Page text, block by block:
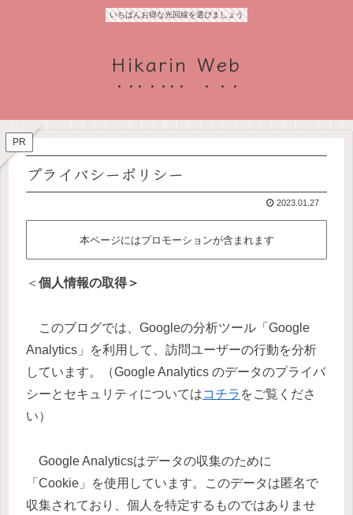
いちばんお得な光回線を選びましょう
Hikarin Web
PR
プライバシーポリシー
2023.01.27
本ページにはプロモーションが含まれます
＜ 個人情報の取得＞
このブログでは、Googleの分析ツール「Google
Analytics」を利用して、訪問ユーザーの行動を分析
しています。（Google Analytics のデータのプライバ
シーとセキュリティについてはコチラ をご覧くださ
い）
Google Analyticsはデータの収集のために
「Cookie」を使用しています。このデータは匿名で
収集されており、個人を特定するものではありませ